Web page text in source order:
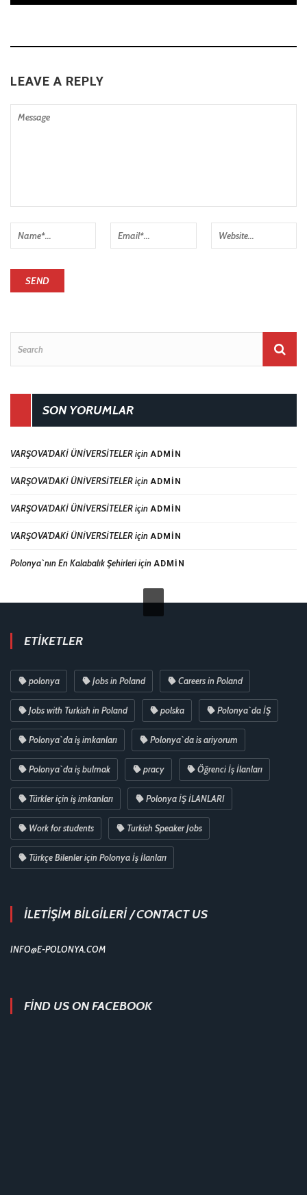
LEAVE A REPLY
SON YORUMLAR
VARŞOVA’DAKİ ÜNİVERSİTELERiçin ADMIN
VARŞOVA’DAKİ ÜNİVERSİTELERiçin ADMIN
VARŞOVA’DAKİ ÜNİVERSİTELERiçin ADMIN
VARŞOVA’DAKİ ÜNİVERSİTELERiçin ADMIN
Polonya`nın En Kalabalık Şehirleriiçin ADMIN
ETIKETLER
polonya Jobs in Poland Careers in Poland
Jobs with Turkish in Poland polska Polonya`da İŞ
Polonya`da iş imkanları Polonya`da is ariyorum
Polonya`da iş bulmak pracy Öğrenci İş İlanları
Türkler için iş imkanları Polonya İŞ İLANLARI
Work for students Turkish Speaker Jobs
Türkçe Bilenler için Polonya İş İlanları
İLETİŞİM BİLGİLERİ / CONTACT US
INFO@E-POLONYA.COM
FIND US ON FACEBOOK